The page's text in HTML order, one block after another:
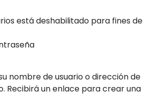
está deshabilitado para fines de
nombre de usuario o dirección de
Recibirá un enlace para crear una